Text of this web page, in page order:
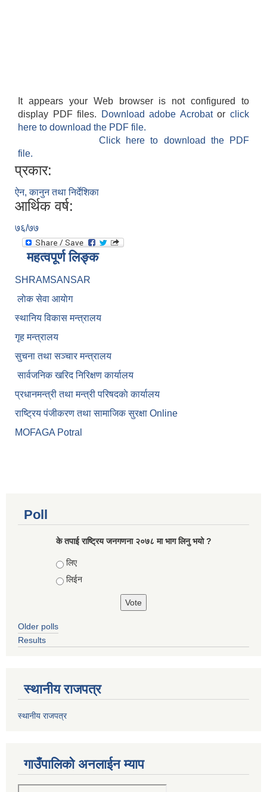
It appears your Web browser is not configured to
display PDF files.
Download adobe Acrobatorclick
here to download the PDF file.
Click here to download the PDF
file.
प्रकार:
ऐन, कानुन तथा निर्देशिका
आर्थिक वर्ष:
७६/७७
महत्वपूर्ण लिङ्क
SHRAMSANSAR
लाेक सेवा आयाेग
स्थानिय विकास मन्त्रालय
गृह मन्त्रालय
सुचना तथा सञ्चार मन्त्रालय
सार्वजनिक खरिद निरिक्षण कार्यालय
प्रधानमन्त्री तथा मन्त्री परिषदकाे कार्यालय
राष्ट्रिय पंजीकरण तथा सामाजिक सुरक्षा Online
MOFAGA Potral
Poll
के तपाई राष्ट्रिय जनगणना २०७८ मा भाग लिनु भयो ?
Choices
लिए
लिईन
Older polls
Results
स्थानीय राजपत्र
स्थानीय राजपत्र
गाउँपालिको अनलाईन म्याप